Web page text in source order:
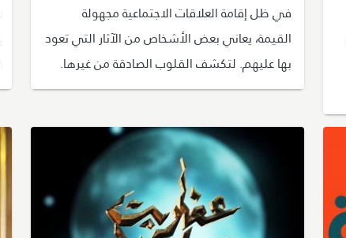
في ظل إقامة العلاقات الاجتماعية مجهولة
القيمة، يعاني بعض الأشخاص من الآثار التي تعود
بها عليهم. لتكشف القلوب الصادقة من غيرها.